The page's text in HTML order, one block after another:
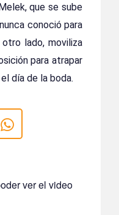
que se sube
conoció para
lado, moviliza
para atrapar
día de la boda.
ver el video